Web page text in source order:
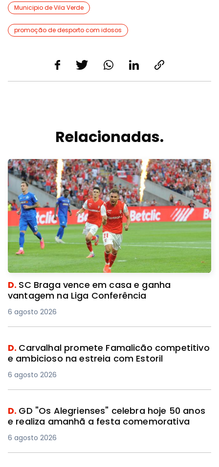
Municipio de Vila Verde
promoção de desporto com idosos
Relacionadas.
D. SC Braga vence em casa e ganha
vantagem na Liga Conferência
6 agosto 2026
D. Carvalhal promete Famalicão competitivo
e ambicioso na estreia com Estoril
6 agosto 2026
D. GD "Os Alegrienses" celebra hoje 50 anos
e realiza amanhã a festa comemorativa
6 agosto 2026